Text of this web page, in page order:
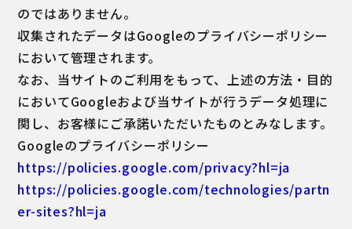
のではありません。
収集されたデータはGoogleのプライバシーポリシー
において管理されます。
なお、当サイトのご利用をもって、上述の方法・目的
においてGoogleおよび当サイトが行うデータ処理に
関し、お客様にご承諾いただいたものとみなします。
Googleのプライバシーポリシー
https://policies.google.com/privacy?hl=ja
https://policies.google.com/technologies/partn
er-sites?hl=ja